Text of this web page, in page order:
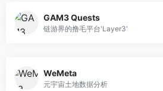
GAM3 Quests
链游界的撸毛平台'Layer3'
WeMeta
元宇宙土地数据分析